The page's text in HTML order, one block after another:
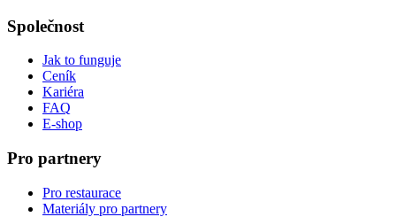
Společnost
Jak to funguje
Ceník
Kariéra
FAQ
E-shop
Pro partnery
Pro restaurace
Materiály pro partnery